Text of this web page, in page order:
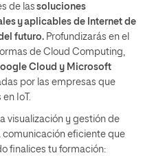
de las soluciones
y aplicables de Internet de
futuro. Profundizarás en el
de Cloud Computing,
Cloud y Microsoft
por las empresas que
IoT.
visualización y gestión de
comunicación eficiente que
finalices tu formación: